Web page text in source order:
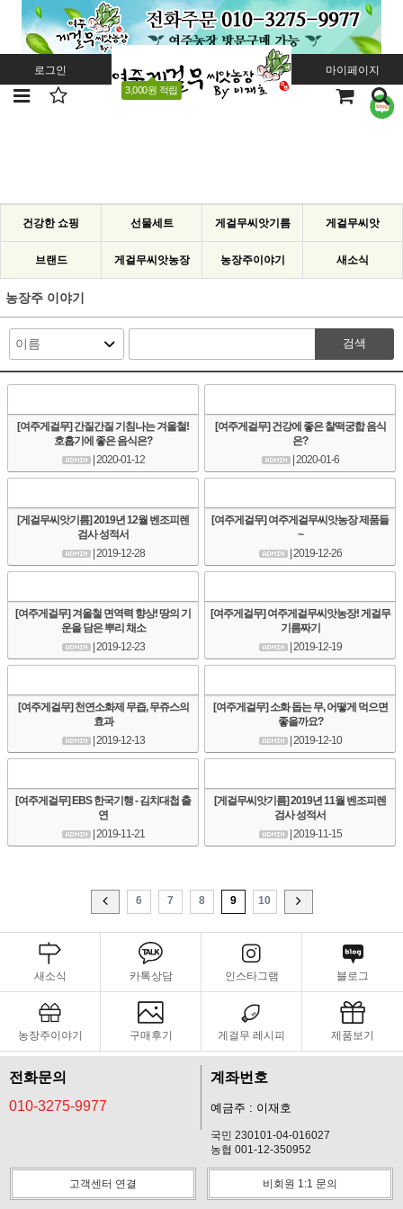
로그인 회원가입
3,000원 적립
주문조회 마이페이지
건강한 쇼핑 선물세트 게걸무씨앗기름 게걸무씨앗
브랜드 게걸무씨앗농장 농장주이야기 새소식
농장주 이야기
검색
[여주게걸무] 간질간질 기침나는 겨울철!
호흡기에 좋은 음식은?
| 2020-01-12
[여주게걸무] 건강에 좋은 찰떡궁합 음식
은?
| 2020-01-6
[게걸무씨앗기름] 2019년 12월 벤조피렌
검사 성적서
| 2019-12-28
[여주게걸무] 여주게걸무씨앗농장 제품들
~
| 2019-12-26
[여주게걸무] 겨울철 면역력 향상! 땅의 기
운을 담은 뿌리 채소
| 2019-12-23
[여주게걸무] 여주게걸무씨앗농장! 게걸무
기름짜기
| 2019-12-19
[여주게걸무] 천연소화제 무즙, 무쥬스의
효과
| 2019-12-13
[여주게걸무] 소화 돕는 무, 어떻게 먹으면
좋을까요?
| 2019-12-10
[여주게걸무] EBS 한국기행 - 김치대첩 출
연
| 2019-11-21
[게걸무씨앗기름] 2019년 11월 벤조피렌
검사 성적서
| 2019-11-15
6 7 8 9 10
새소식 카톡상담 인스타그램 블로그
농장주이야기 구매후기 게걸무 레시피 제품보기
전화문의
010-3275-9977
계좌번호
예금주 : 이재호
국민 230101-04-016027
농협 001-12-350952
고객센터 연결 비회원 1:1 문의